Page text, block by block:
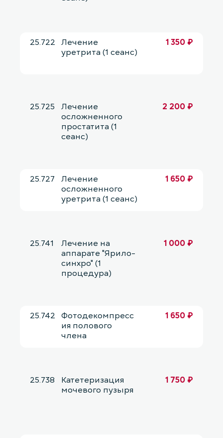
25.722 Лечение
уретрита (1 сеанс)
1 350 ₽
25.725
Лечение
осложненного
простатита (1
сеанс)
2 200 ₽
25.727
Лечение
осложненного
уретрита (1 сеанс)
1 650 ₽
25.741
Лечение на
аппарате "Ярило-
синхро" (1
процедура)
1 000 ₽
25.742 Фотодекомпресс
ия полового
члена
1 650 ₽
25.738
Катетеризация
мочевого пузыря
1 750 ₽